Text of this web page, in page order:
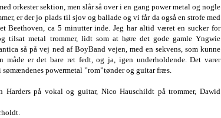
orkester sektion, men slår så over i en gang power metal og nogle
er der jo plads til sjov og ballade og vi får da også en strofe med
Beethoven, ca 5 minutter inde. Jeg har altid været en sucker for
tilsat metal trommer, lidt som at høre det gode gamle Yngwie
så på vej ned af BoyBand vejen, med en sekvens, som kunne
måde er det bare ret fedt, og ja, igen underholdende. Det varer
powermetal ”rom”tønder og guitar fræs.
Harders på vokal og guitar, Nico Hauschildt på trommer, Dawid